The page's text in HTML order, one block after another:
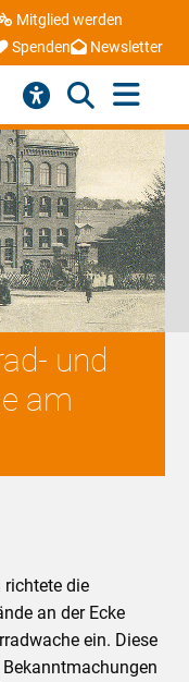
Mitglied werden
Spenden
Newsletter
und
am
die
an der Ecke
ein. Diese